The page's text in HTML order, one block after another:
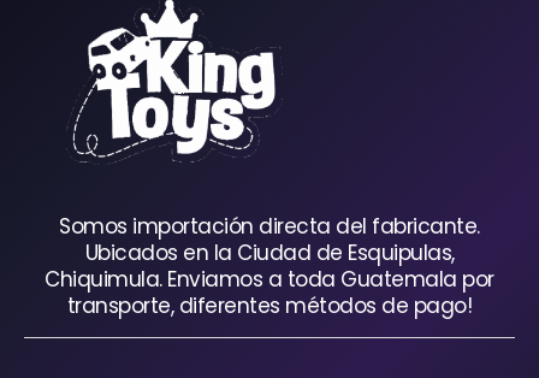
Somos importación directa del fabricante.
Ubicados en la Ciudad de Esquipulas,
Chiquimula. Enviamos a toda Guatemala por
transporte, diferentes métodos de pago!